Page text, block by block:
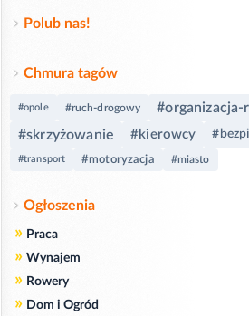
Polub nas!
Chmura tagów
#opole #ruch-drogowy
#organizacja-
#skrzyżowanie
#kierowcy
#transport #motoryzacja #miasto
Ogłoszenia
» Praca
» Wynajem
» Rowery
» Dom i Ogród